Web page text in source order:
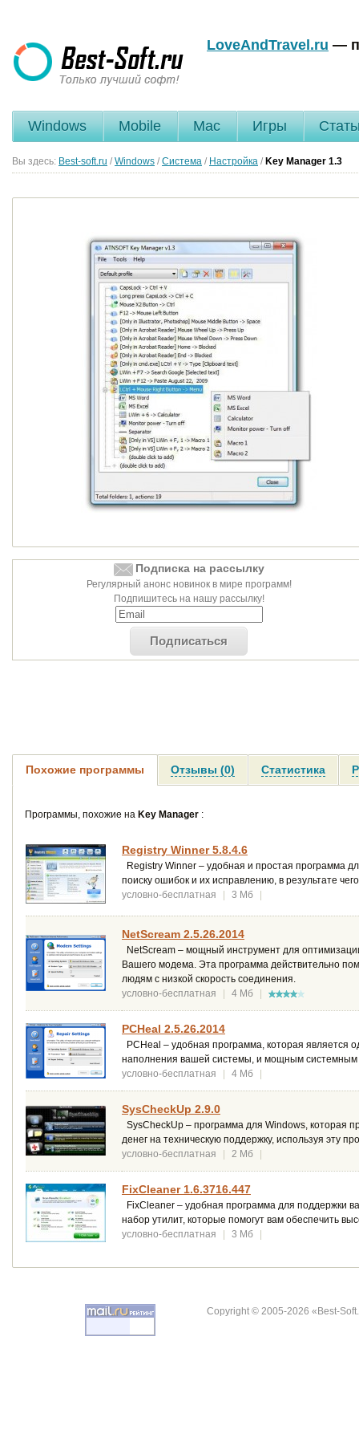
LoveAndTravel.ru —
Windows Mobile Mac Игры
Вы здесь: Best-soft.ru / Windows / Система / Настройка / Key Manager 1.3
Подписка на рассылку
Регулярный анонс новинок в мире программ!
Подпишитесь на нашу рассылку!
Подписаться
Похожие программы Отзывы (0) Статистика
Программы, похожие на Key Manager :
Registry Winner 5.8.4.6
Registry Winner – удобная и простая программа
поиску ошибок и их исправлению, в результате
условно-бесплатная
| 3 Мб |
NetScream 2.5.26.2014
NetScream – мощный инструмент для
Вашего модема. Эта программа действительно
людям с низкой скорость соединения.
условно-бесплатная
| 4 Мб |
PCHeal 2.5.26.2014
PCHeal – удобная программа, которая является
наполнения вашей системы, и мощным системным
условно-бесплатная
| 4 Мб |
SysCheckUp 2.9.0
SysCheckUp – программа для Windows, которая
денег на техническую поддержку, используя эту
условно-бесплатная
| 2 Мб |
FixCleaner 1.6.3716.447
FixCleaner – удобная программа для поддержки
набор утилит, которые помогут вам обеспечить
условно-бесплатная
| 3 Мб |
Copyright © 2005-2026 «Best-